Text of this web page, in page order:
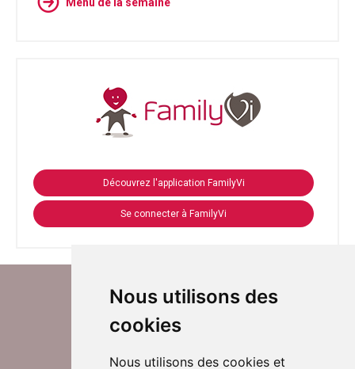
Nous utilisons des
cookies
Nous utilisons des cookies et
Menu de la semaine
Découvrez l'application FamilyVi
Se connecter à FamilyVi